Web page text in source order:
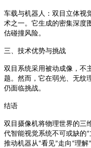
车载与机器人 ：双目立体视
术之一。它生成的密集深度
估碰撞风险。
三、技术优势与挑战
双目系统采用被动成像，不
题。然而，它在弱光、无纹
仍面临挑战。
结语
双目摄像机将物理世界的三
代智能视觉系统不可或缺的“
推动机器从 “看见”走向 “理解”